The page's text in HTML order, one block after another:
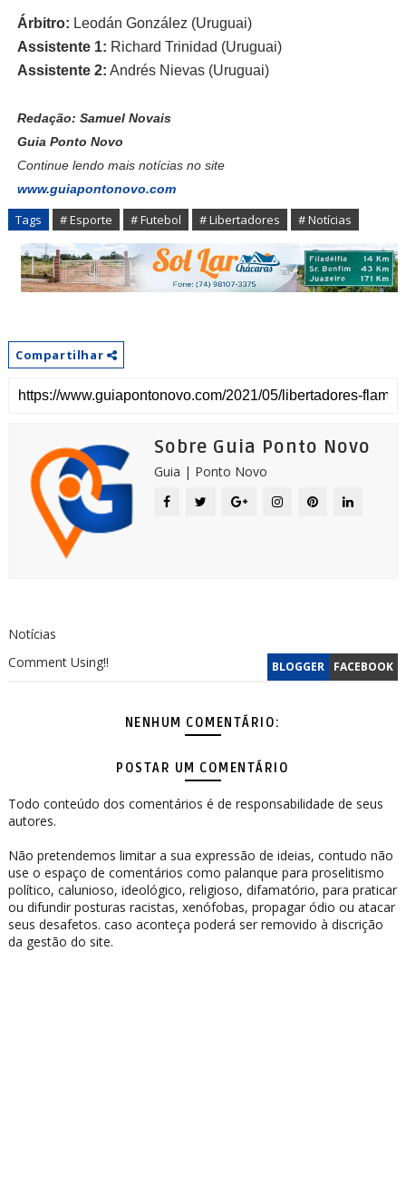
Árbitro: Leodán González (Uruguai)
Assistente 1: Richard Trinidad (Uruguai)
Assistente 2: Andrés Nievas (Uruguai)
Redação: Samuel Novais
Guia Ponto Novo
Continue lendo mais notícias no site
www.guiapontonovo.com
Tags # Esporte # Futebol # Libertadores # Notícias
Compartilhar
Sobre Guia Ponto Novo
Guia | Ponto Novo
Notícias
BLOGGER FACEBOOK
Comment Using!!
NENHUM COMENTÁRIO:
POSTAR UM COMENTÁRIO
Todo conteúdo dos comentários é de responsabilidade de seus
autores.
Não pretendemos limitar a sua expressão de ideias, contudo não
use o espaço de comentários como palanque para proselitismo
político, calunioso, ideológico, religioso, difamatório, para praticar
ou difundir posturas racistas, xenófobas, propagar ódio ou atacar
seus desafetos. caso aconteça poderá ser removido à discrição
da gestão do site.